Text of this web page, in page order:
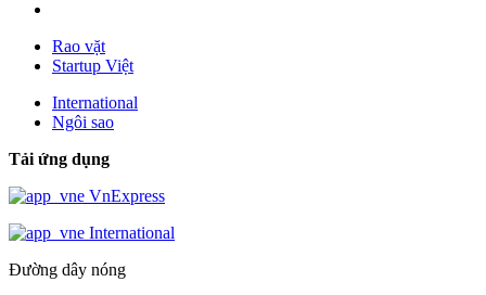
Rao vặt
Startup Việt
International
Ngôi sao
Tải ứng dụng
VnExpress
International
Đường dây nóng